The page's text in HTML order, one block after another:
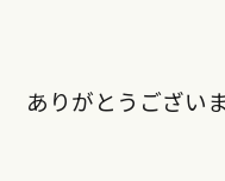
ありがとうございま